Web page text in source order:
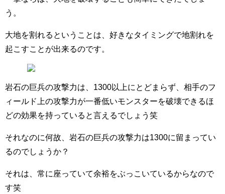
う。
大地を割れるということは、好きなタイミングで地割れを
起こすことが出来るのです。
岩石の巨兵の攻撃力は、1300以上にとどまらず、相手のフ
ィールド上の攻撃力が一番低いモンスターを破壊できるほ
どの効果を持っていると言えるでしょう笑
それなのに何故、岩石の巨兵の攻撃力は1300に留まってい
るのでしょうか？
それは、常に座っていて余裕をぶっこいているからなので
す笑